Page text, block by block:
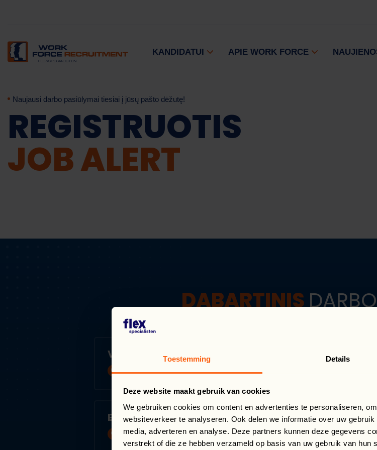
Toestemming Details
Deze website maakt gebruik van cookies
We gebruiken cookies om content en advertenties te personaliseren,
websiteverkeer te analyseren. Ook delen we informatie over uw
media, adverteren en analyse. Deze partners kunnen deze gegevens
verstrekt of die ze hebben verzameld op basis van uw gebruik van hun
KANDIDATUI APIE WORK FORCE
Naujausi darbo pasiūlymai tiesiai į jūsų pašto dėžutę!
REGISTRUOTIS
JOB ALERT
DABARTINIS
VAISIŲ SKYNĖJAS
Herveld
BŪSTO PRIEŽIŪROS TECHNIKO
Oss